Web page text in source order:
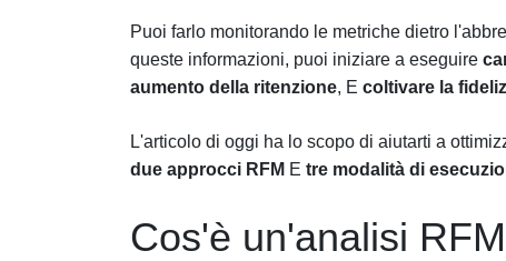
Puoi farlo monitorando le metriche dietro
queste informazioni, puoi iniziare a eseguire
aumento della ritenzione, E coltivare la
L'articolo di oggi ha lo scopo di aiutarti a
due approcci RFM E tre modalità di
Cos'è un'analisi